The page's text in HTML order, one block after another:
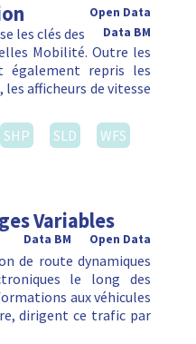
Open Data
Data BM
les clés des
Mobilité. Outre les
également repris les
les afficheurs de vitesse
SHP SLD
WFS
Variables
Open Data
Data BM
de route dynamiques
le long des
aux véhicules
dirigent ce trafic par